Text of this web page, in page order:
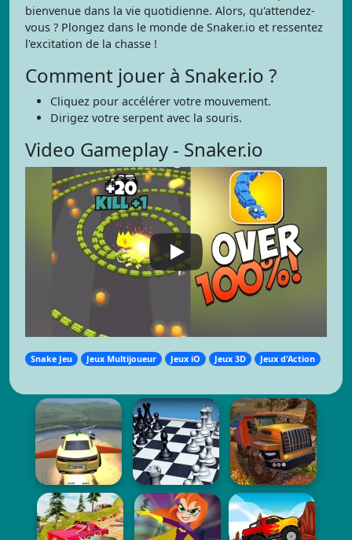
bienvenue dans la vie quotidienne. Alors, qu'attendez-
vous ? Plongez dans le monde de Snaker.io et ressentez
l'excitation de la chasse !
Comment jouer à Snaker.io ?
Cliquez pour accélérer votre mouvement.
Dirigez votre serpent avec la souris.
Video Gameplay - Snaker.io
Snake Jeu Jeux Multijoueur Jeux iO Jeux 3D Jeux d'Action